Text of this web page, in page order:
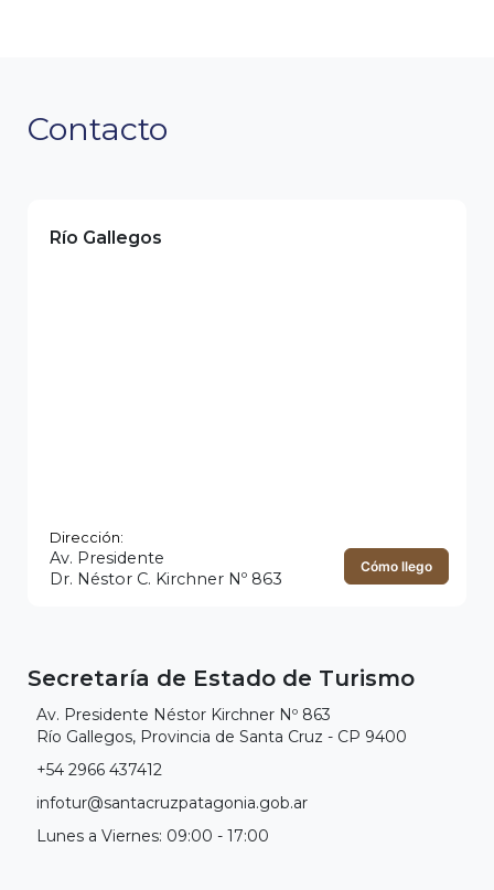
Contacto
Río Gallegos
Dirección:
Av. Presidente
Dr. Néstor C. Kirchner Nº 863
Cómo llego
Secretaría de Estado de Turismo
Av. Presidente Néstor Kirchner Nº 863
Río Gallegos, Provincia de Santa Cruz - CP 9400
+54 2966 437412
infotur@santacruzpatagonia.gob.ar
Lunes a Viernes: 09:00 - 17:00